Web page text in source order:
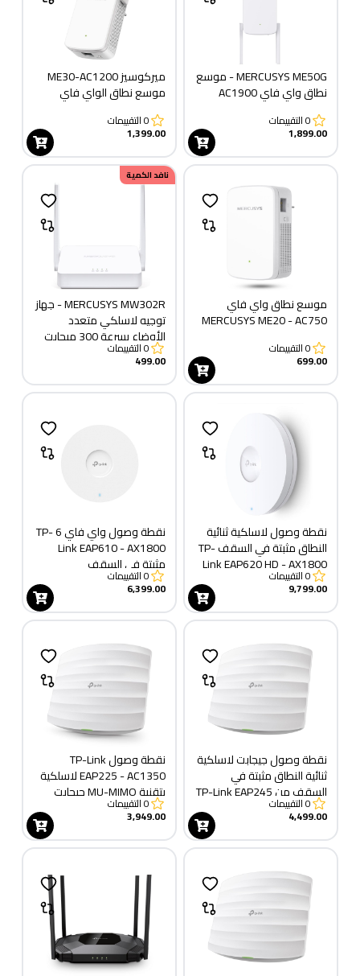
MERCUSYS ME50G - موسع
نطاق واي فاي AC1900
0التقييمات
1,899.00
ميركوسيز ME30-AC1200
موسع نطاق الواي فاي
0التقييمات
1,399.00
موسع نطاق واي فاي
MERCUSYS ME20 - AC750
0التقييمات
699.00
نافد الكمية
MERCUSYS MW302R - جهاز
توجيه لاسلكي متعدد
الأوضاع بسرعة 300 ميجابت
في الثانية
0التقييمات
499.00
نقطة وصول لاسلكية ثنائية
النطاق مثبتة في السقف TP-
Link EAP620 HD - AX1800
0التقييمات
9,799.00
نقطة وصول واي فاي 6 TP-
Link EAP610 - AX1800
مثبتة في السقف
0التقييمات
6,399.00
نقطة وصول جيجابت لاسلكية
ثنائية النطاق مثبتة في
السقف من TP-Link EAP245
- AC1750
0التقييمات
4,499.00
نقطة وصول TP-Link
EAP225 - AC1350 لاسلكية
بتقنية MU-MIMO جيجابت
مثبتة على السقف
0التقييمات
3,949.00